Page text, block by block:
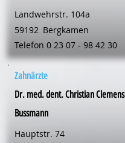
Landwehrstr. 104a
59192 Bergkamen
Telefon 0 23 07 - 98 42 30
Zahnärzte
Dr. med. dent. Christian Clemens
Bussmann
Hauptstr. 74